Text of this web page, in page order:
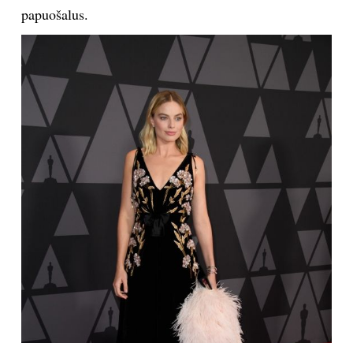
papuošalus.